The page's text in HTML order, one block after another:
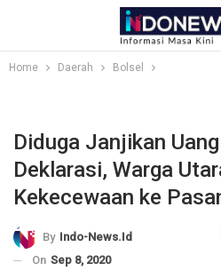
Home Daerah Bolsel
Diduga Janjikan
Deklarasi, Warga
Kekecewaan ke
By Indo-News.id
On Sep 8, 2020